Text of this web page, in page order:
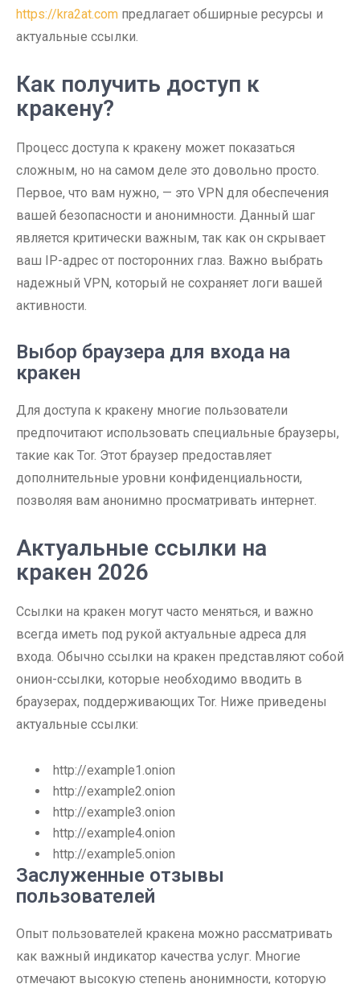
https://kra2at.com предлагает обширные ресурсы и
актуальные ссылки.
Как получить доступ к
кракену?
Процесс доступа к кракену может показаться
сложным, но на самом деле это довольно просто.
Первое, что вам нужно, — это VPN для обеспечения
вашей безопасности и анонимности. Данный шаг
является критически важным, так как он скрывает
ваш IP-адрес от посторонних глаз. Важно выбрать
надежный VPN, который не сохраняет логи вашей
активности.
Выбор браузера для входа на
кракен
Для доступа к кракену многие пользователи
предпочитают использовать специальные браузеры,
такие как Tor. Этот браузер предоставляет
дополнительные уровни конфиденциальности,
позволяя вам анонимно просматривать интернет.
Актуальные ссылки на
кракен 2026
Ссылки на кракен могут часто меняться, и важно
всегда иметь под рукой актуальные адреса для
входа. Обычно ссылки на кракен представляют собой
онион-ссылки, которые необходимо вводить в
браузерах, поддерживающих Tor. Ниже приведены
актуальные ссылки:
http://example1.onion
http://example2.onion
http://example3.onion
http://example4.onion
http://example5.onion
Заслуженные отзывы
пользователей
Опыт пользователей кракена можно рассматривать
как важный индикатор качества услуг. Многие
отмечают высокую степень анонимности, которую